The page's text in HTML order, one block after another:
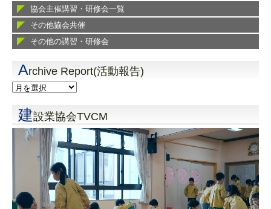
協会主催講習・研修会一覧
その他協会共催
その他の講習・研修会
Archive Report(活動報告)
建設業協会TVCM